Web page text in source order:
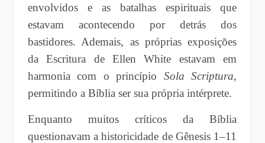
envolvidos e as batalhas espirituais que
estavam acontecendo por detrás dos
bastidores. Ademais, as próprias exposições
da Escritura de Ellen White estavam em
harmonia com o princípio Sola Scriptura,
permitindo a Bíblia ser sua própria intérprete.
Enquanto muitos críticos da Bíblia
questionavam a historicidade de Gênesis 1–11